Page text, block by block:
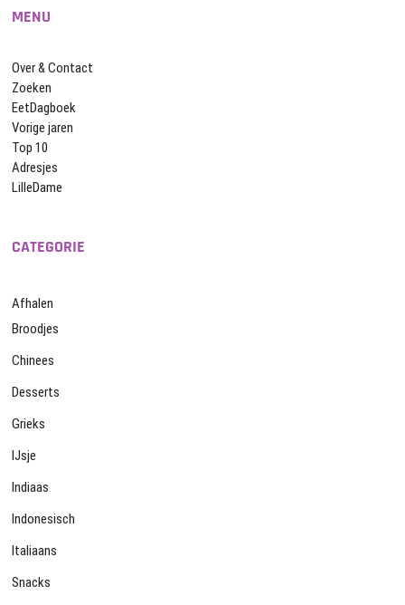
MENU
Over & Contact
Zoeken
EetDagboek
Vorige jaren
Top 10
Adresjes
LilleDame
CATEGORIE
Afhalen
Broodjes
Chinees
Desserts
Grieks
IJsje
Indiaas
Indonesisch
Italiaans
Snacks